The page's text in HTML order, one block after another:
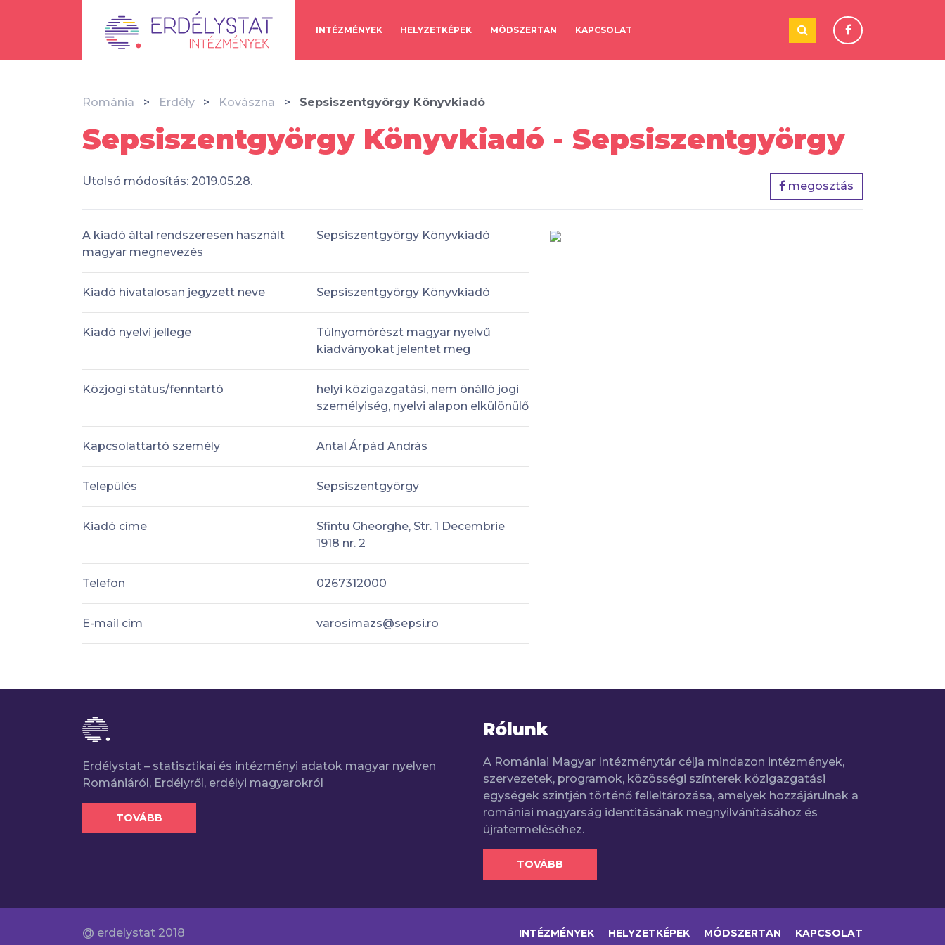
INTÉZMÉNYEK HELYZETKÉPEK MÓDSZERTAN KAPCSOLAT
Románia Erdély Kovászna Sepsiszentgyörgy Könyvkiadó
Sepsiszentgyörgy Könyvkiadó - Sepsiszentgyörgy
Utolsó módosítás: 2019.05.28. megosztás
A kiadó által rendszeresen használt
magyar megnevezés
Sepsiszentgyörgy Könyvkiadó
Kiadó hivatalosan jegyzett neve Sepsiszentgyörgy Könyvkiadó
Kiadó nyelvi jellege
Túlnyomórészt magyar nyelvű
kiadványokat jelentet meg
Közjogi státus/fenntartó
helyi közigazgatási, nem önálló jogi
személyiség, nyelvi alapon elkülönülő
Kapcsolattartó személy Antal Árpád András
Település Sepsiszentgyörgy
Kiadó címe
Sfintu Gheorghe, Str. 1 Decembrie
1918 nr. 2
Telefon 0267312000
E-mail cím varosimazs@sepsi.ro
Erdélystat – statisztikai és intézményi adatok magyar nyelven
Romániáról, Erdélyről, erdélyi magyarokról
TOVÁBB
Rólunk
A Romániai Magyar Intézménytár célja mindazon intézmények,
szervezetek, programok, közösségi színterek közigazgatási
egységek szintjén történő felleltározása, amelyek hozzájárulnak a
romániai magyarság identitásának megnyilvánításához és
újratermeléséhez.
TOVÁBB
@ erdelystat 2018 INTÉZMÉNYEK HELYZETKÉPEK MÓDSZERTAN KAPCSOLAT